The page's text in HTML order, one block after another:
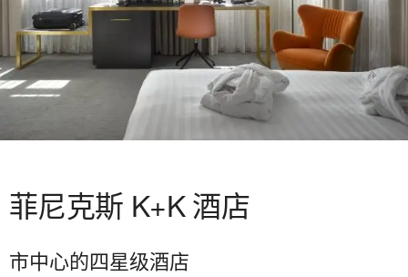
菲尼克斯 K+K 酒店
市中心的四星级酒店